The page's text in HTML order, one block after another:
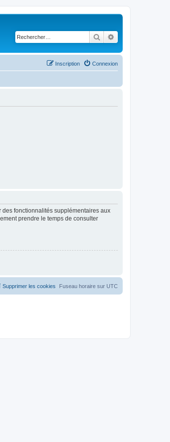
Rechercher
Connexion
Inscription
des fonctionnalités supplémentaires aux
prendre le temps de consulter
Fuseau horaire sur UTC
Supprimer les cookies